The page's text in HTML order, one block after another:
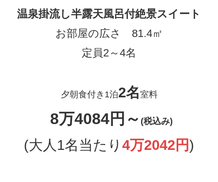
温泉掛流し半露天風呂付絶景スイート
お部屋の広さ 81.4㎡
定員2～4名
夕朝食付き1泊2名室料
8万4084円～ (税込み)
(大人1名当たり 4万2042円)